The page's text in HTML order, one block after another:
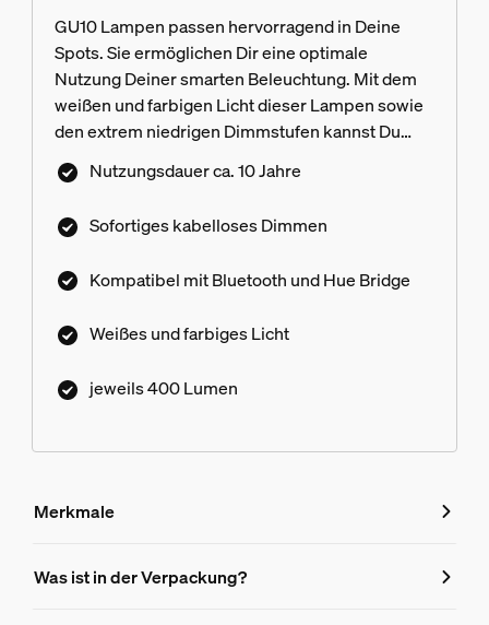
GU10 Lampen passen hervorragend in Deine
Spots. Sie ermöglichen Dir eine optimale
Nutzung Deiner smarten Beleuchtung. Mit dem
weißen und farbigen Licht dieser Lampen sowie
den extrem niedrigen Dimmstufen kannst Du
beeindruckende Erlebnisse schaffen, Deine
Alltagsaktivitäten unterstützen und vieles mehr.
Nutzungsdauer ca. 10 Jahre
Sofortiges kabelloses Dimmen
Kompatibel mit Bluetooth und Hue Bridge
Weißes und farbiges Licht
jeweils 400 Lumen
Merkmale
Merkmale
Was ist in der Verpackung?